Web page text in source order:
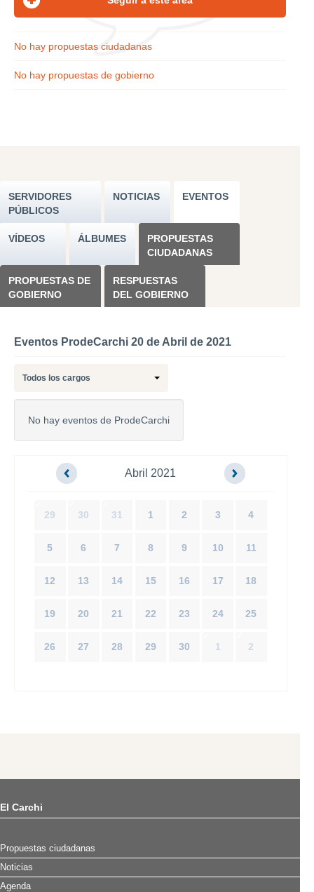
No hay propuestas ciudadanas
No hay propuestas de gobierno
SERVIDORES
PÚBLICOS
NOTICIAS EVENTOS
VÍDEOS ÁLBUMES
PROPUESTAS
CIUDADANAS
PROPUESTAS DE
GOBIERNO
RESPUESTAS
DEL GOBIERNO
Eventos ProdeCarchi 20 de Abril de 2021
Todos los cargos
No hay eventos de ProdeCarchi
Abril 2021
29 30 31 1 2 3 4
5 6 7 8 9 10 11
12 13 14 15 16 17 18
19 20 21 22 23 24 25
26 27 28 29 30 1 2
El Carchi
Propuestas ciudadanas
Noticias
Agenda